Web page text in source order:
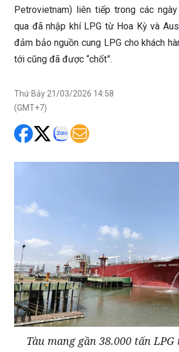
Petrovietnam) liên tiếp trong các
qua đã nhập khí LPG từ Hoa Kỳ và
đảm bảo nguồn cung LPG cho khách
tới cũng đã được “chốt”.
Thứ Bảy 21/03/2026 14:58
(GMT+7)
Tàu mang gần 38.000 tấn